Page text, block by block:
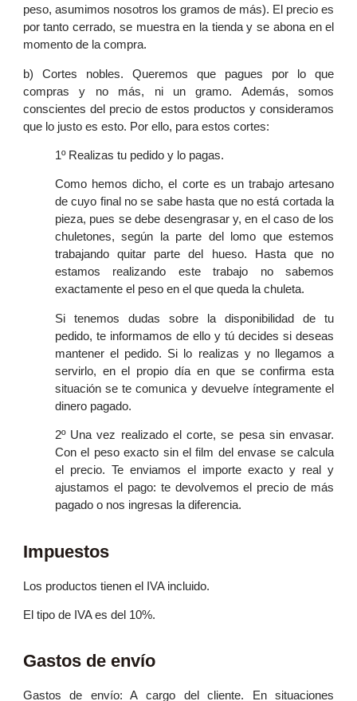
peso, asumimos nosotros los gramos de más). El precio es
por tanto cerrado, se muestra en la tienda y se abona en el
momento de la compra.
b) Cortes nobles. Queremos que pagues por lo que
compras y no más, ni un gramo. Además, somos
conscientes del precio de estos productos y consideramos
que lo justo es esto. Por ello, para estos cortes:
1º Realizas tu pedido y lo pagas.
Como hemos dicho, el corte es un trabajo artesano
de cuyo final no se sabe hasta que no está cortada la
pieza, pues se debe desengrasar y, en el caso de los
chuletones, según la parte del lomo que estemos
trabajando quitar parte del hueso. Hasta que no
estamos realizando este trabajo no sabemos
exactamente el peso en el que queda la chuleta.
Si tenemos dudas sobre la disponibilidad de tu
pedido, te informamos de ello y tú decides si deseas
mantener el pedido. Si lo realizas y no llegamos a
servirlo, en el propio día en que se confirma esta
situación se te comunica y devuelve íntegramente el
dinero pagado.
2º Una vez realizado el corte, se pesa sin envasar.
Con el peso exacto sin el film del envase se calcula
el precio. Te enviamos el importe exacto y real y
ajustamos el pago: te devolvemos el precio de más
pagado o nos ingresas la diferencia.
Impuestos
Los productos tienen el IVA incluido.
El tipo de IVA es del 10%.
Gastos de envío
Gastos de envío: A cargo del cliente. En situaciones